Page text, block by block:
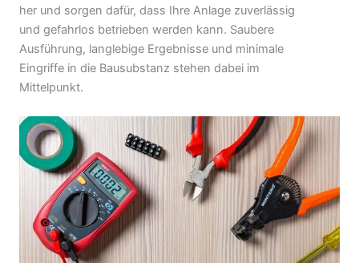
her und sorgen dafür, dass Ihre Anlage zuverlässig
und gefahrlos betrieben werden kann. Saubere
Ausführung, langlebige Ergebnisse und minimale
Eingriffe in die Bausubstanz stehen dabei im
Mittelpunkt.